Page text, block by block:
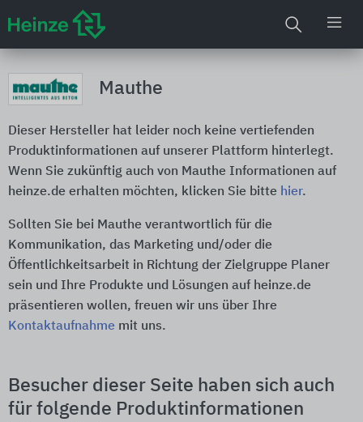
Mauthe
Dieser Hersteller hat leider noch keine vertiefenden
Produktinformationen auf unserer Plattform hinterlegt.
Wenn Sie zukünftig auch von Mauthe Informationen auf
heinze.de erhalten möchten, klicken Sie bitte hier.
Sollten Sie bei Mauthe verantwortlich für die
Kommunikation, das Marketing und/oder die
Öffentlichkeitsarbeit in Richtung der Zielgruppe Planer
sein und Ihre Produkte und Lösungen auf heinze.de
präsentieren wollen, freuen wir uns über Ihre
Kontaktaufnahme mit uns.
Besucher dieser Seite haben sich auch
für folgende Produktinformationen